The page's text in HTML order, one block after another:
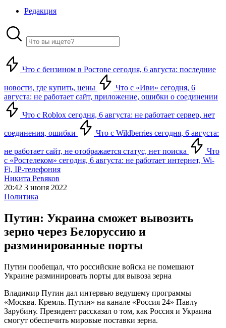
Редакция
Что с бензином в Ростове сегодня, 6 августа: последние
новости, где купить, цены
Что с «Иви» сегодня, 6
августа: не работает сайт, приложение, ошибки о соединении
Что с Roblox сегодня, 6 августа: не работает сервер, нет
соединения, ошибки Что с Wildberries сегодня, 6 августа:
не работает сайт, не отображается статус, нет поиска
Что
с «Ростелеком» сегодня, 6 августа: не работает интернет, Wi-
Fi, IP-телефония
Никита Ревяков
20:42 3 июня 2022
Политика
Путин: Украина сможет вывозить
зерно через Белоруссию и
разминированные порты
Путин пообещал, что российские войска не помешают
Украине разминировать порты для вывоза зерна
Владимир Путин дал интервью ведущему программы
«Москва. Кремль. Путин» на канале «Россия 24» Павлу
Зарубину. Президент рассказал о том, как Россия и Украина
смогут обеспечить мировые поставки зерна.